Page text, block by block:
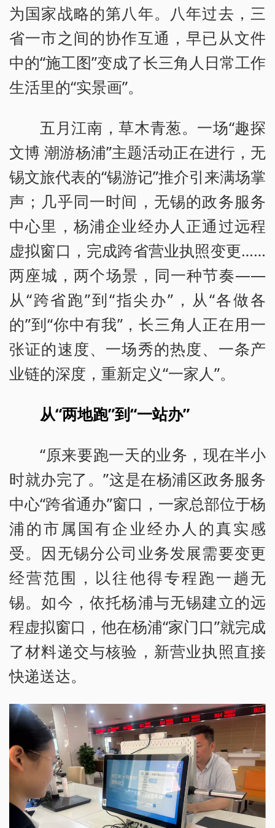
为国家战略的第八年。八年过去，三
省一市之间的协作互通，早已从文件
中的“施工图”变成了长三角人日常工作
生活里的“实景画”。
五月江南，草木青葱。一场“趣探
文博 潮游杨浦”主题活动正在进行，无
锡文旅代表的“锡游记”推介引来满场掌
声；几乎同一时间，无锡的政务服务
中心里，杨浦企业经办人正通过远程
虚拟窗口，完成跨省营业执照变更……
两座城，两个场景，同一种节奏——
从“跨省跑”到“指尖办”，从“各做各
的”到“你中有我”，长三角人正在用一
张证的速度、一场秀的热度、一条产
业链的深度，重新定义“一家人”。
从“两地跑”到“一站办”
“原来要跑一天的业务，现在半小
时就办完了。”这是在杨浦区政务服务
中心“跨省通办”窗口，一家总部位于杨
浦的市属国有企业经办人的真实感
受。因无锡分公司业务发展需要变更
经营范围，以往他得专程跑一趟无
锡。如今，依托杨浦与无锡建立的远
程虚拟窗口，他在杨浦“家门口”就完成
了材料递交与核验，新营业执照直接
快递送达。